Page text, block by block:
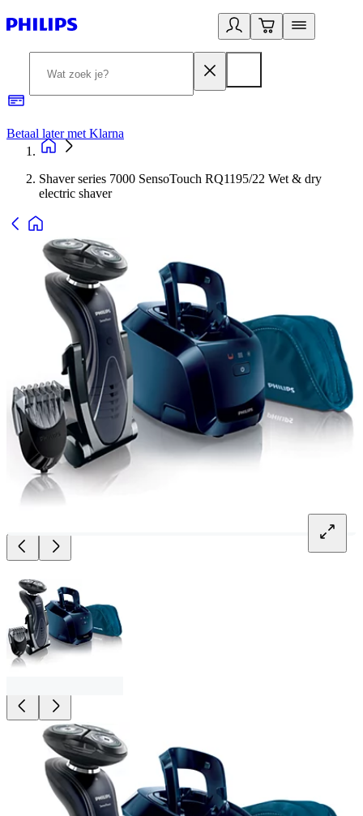
Betaal later met Klarna
Shaver series 7000 SensoTouch RQ1195/22 Wet & dry
electric shaver